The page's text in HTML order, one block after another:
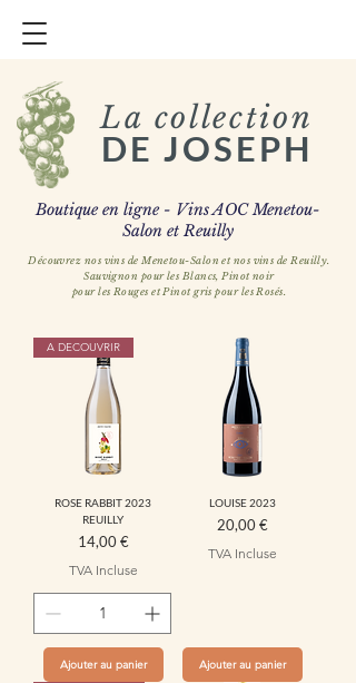
La collection
DE JOSEPH
Boutique en ligne - Vins AOC Menetou-
Salon et Reuilly
Découvrez nos vins de Menetou-Salon et nos vins de Reuilly.
Sauvignon pour les Blancs, Pinot noir
pour les Rouges et Pinot gris pour les Rosés.
A DECOUVRIR
ROSE RABBIT 2023
REUILLY
Prix
14,00 €
TVA Incluse
Ajouter au panier
LOUISE 2023
Prix
20,00 €
TVA Incluse
Ajouter au panier